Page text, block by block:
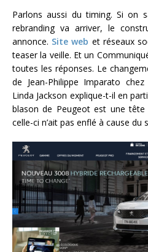
Parlons aussi du timing. Si on
rebranding va arriver, le
annonce. Site web et réseaux
teaser la veille. Et un
toutes les réponses. Le
de Jean-Philippe Imparato
Linda Jackson explique-t-il en
blason de Peugeot est une
celle-ci n’ait pas enflé à cause du